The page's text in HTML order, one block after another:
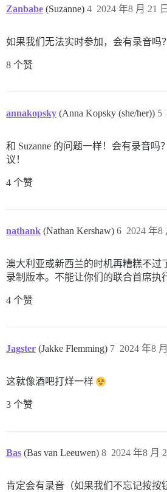
Zanbabe (Suzanne) 2024 年8 月 21
4
如果我们无法实时参加，会有录音吗？
8 个赞
annakopsky (Anna Kopsky (she/her)) 5
和 Suzanne 的问题一样！会有录音吗
议！
4 个赞
nathank (Nathan Kershaw) 2024 年8
6
澳大利亚或新西兰的时机再糟糕不过
录制版本。不能让你们的联合首席
4 个赞
Jagster (Jakke Flemming) 2024 年8
7
这就像酒吧打烊一样
3 个赞
Bas (Bas van Leeuwen) 2024 年8 月
8
肯定会有录音（如果我们不忘记按按